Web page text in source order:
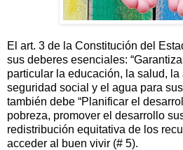
El art. 3 de la Constitución del
sus deberes esenciales:
particular la educación, la salud,
seguridad social y el agua para
también debe “Planificar el
pobreza, promover el desarrollo
redistribución equitativa de los
acceder al buen vivir (# 5).